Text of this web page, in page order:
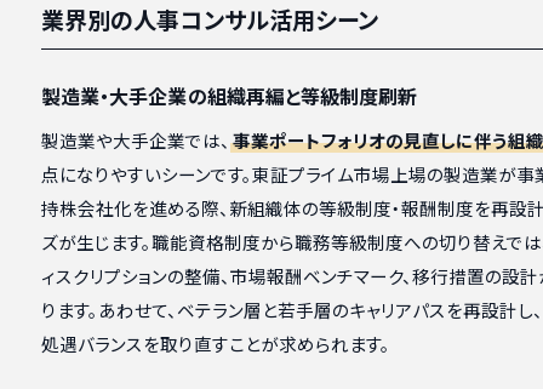
業界別の人事コンサル活用シーン
製造業・大手企業の組織再編と等級制度刷新
製造業や大手企業では、 事業ポートフォリオの見直しに伴う組
点になりやすいシーンです。東証プライム市場上場の製造業が事
持株会社化を進める際、新組織体の等級制度・報酬制度を再設
ズが生じます。職能資格制度から職務等級制度への切り替えでは
ィスクリプションの整備、市場報酬ベンチマーク、移行措置の設
ります。あわせて、ベテラン層と若手層のキャリアパスを再設計し
処遇バランスを取り直すことが求められます。